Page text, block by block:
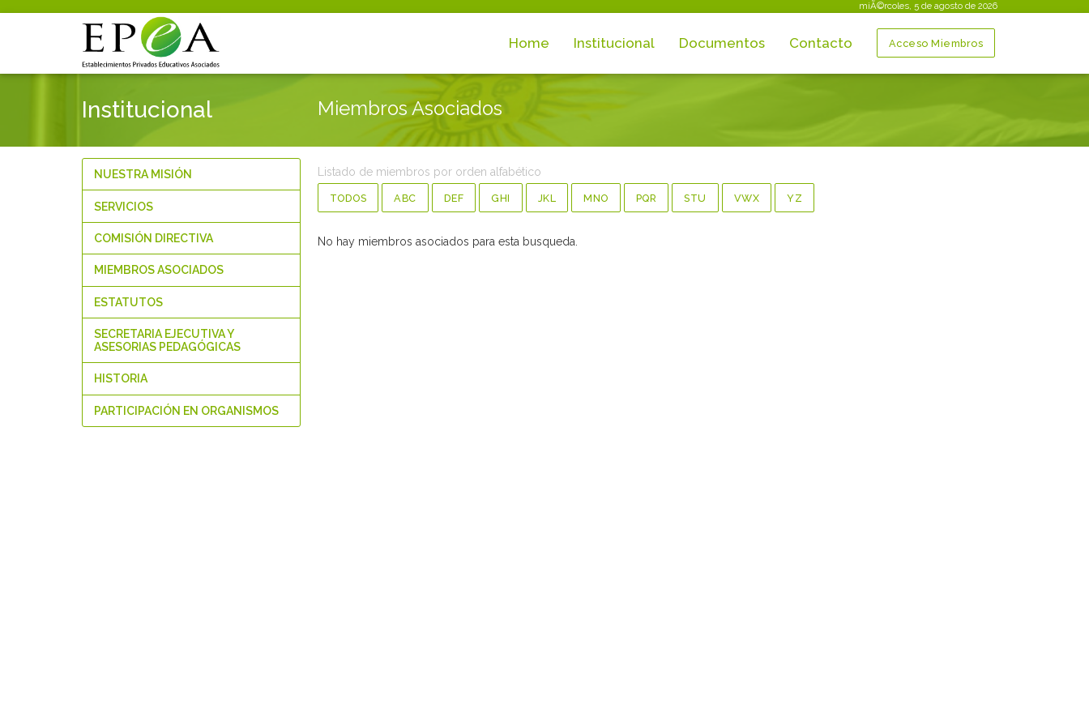
miÃ©rcoles, 5 de agosto de 2026
Home Institucional Documentos Contacto Acceso Miembros
Institucional Miembros Asociados
NUESTRA MISIÓN
SERVICIOS
COMISIÓN DIRECTIVA
MIEMBROS ASOCIADOS
ESTATUTOS
SECRETARIA EJECUTIVA Y
ASESORIAS PEDAGÓGICAS
HISTORIA
PARTICIPACIÓN EN ORGANISMOS
Listado de miembros por orden alfabético
TODOS ABC DEF GHI JKL MNO PQR STU VWX YZ
No hay miembros asociados para esta busqueda.